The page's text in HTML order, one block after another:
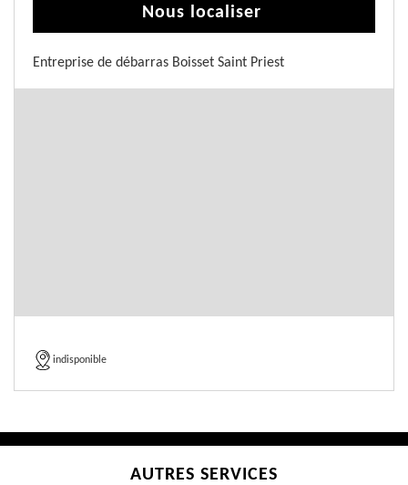
Nous localiser
Entreprise de débarras Boisset Saint Priest
indisponible
AUTRES SERVICES